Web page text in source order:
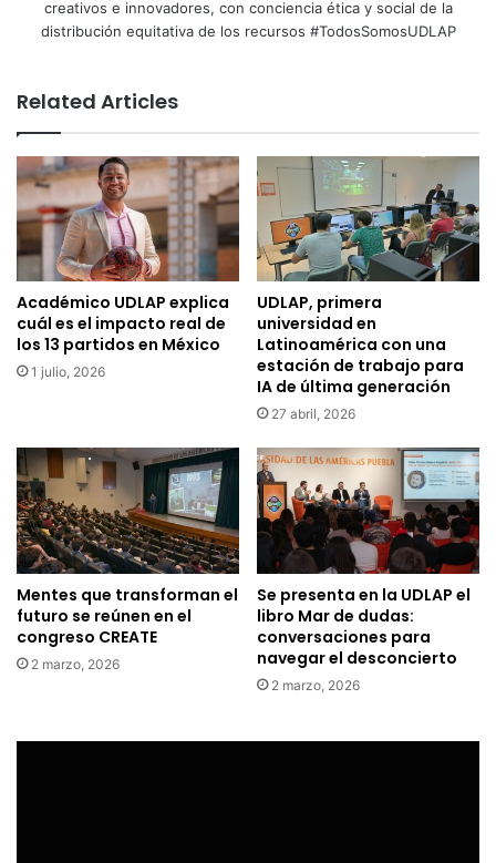
creativos e innovadores, con conciencia ética y social de la
distribución equitativa de los recursos #TodosSomosUDLAP
Related Articles
Académico UDLAP explica
cuál es el impacto real de
los 13 partidos en México
1 julio, 2026
UDLAP, primera
universidad en
Latinoamérica con una
estación de trabajo para
IA de última generación
27 abril, 2026
Mentes que transforman el
futuro se reúnen en el
congreso CREATE
2 marzo, 2026
Se presenta en la UDLAP el
libro Mar de dudas:
conversaciones para
navegar el desconcierto
2 marzo, 2026